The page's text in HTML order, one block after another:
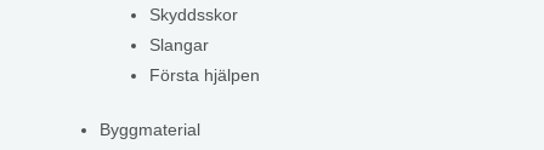
Skyddsskor
Slangar
Första hjälpen
Byggmaterial